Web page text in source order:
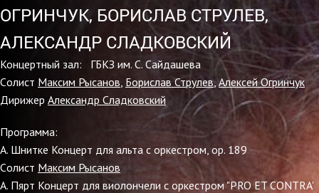
ОГРИНЧУК, БОРИСЛАВ СТРУЛЕВ,
АЛЕКСАНДР СЛАДКОВСКИЙ
Концертный зал: ГБКЗ им. С. Сайдашева
Cолист Максим Рысанов, Борислав Струлев,Алексей Огринчук
Дирижер Александр Сладковский
Программа:
А. Шнитке Концерт для альта с оркестром, ор. 189
Cолист Максим Рысанов
А. Пярт Концерт для виолончели с оркестром "PRO ET CONTRA'